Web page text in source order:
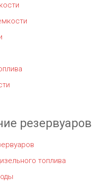
резервуаров
топлива